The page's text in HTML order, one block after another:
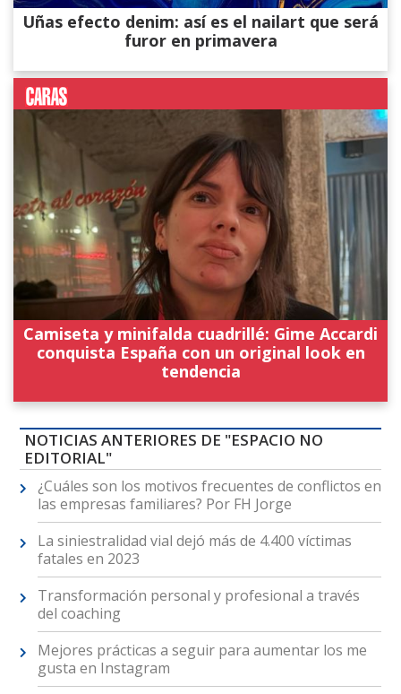
Uñas efecto denim: así es el nailart que será
furor en primavera
Camiseta y minifalda cuadrillé: Gime Accardi
conquista España con un original look en
tendencia
NOTICIAS ANTERIORES DE "ESPACIO NO
EDITORIAL"
¿Cuáles son los motivos frecuentes de conflictos en
las empresas familiares? Por FH Jorge
La siniestralidad vial dejó más de 4.400 víctimas
fatales en 2023
Transformación personal y profesional a través
del coaching
Mejores prácticas a seguir para aumentar los me
gusta en Instagram